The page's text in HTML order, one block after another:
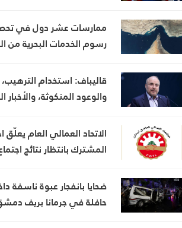
المفاوضات
ممارسات عشر دول في
رسوم الخدمات البحرية من
قاليباف: استخدام الترهيب،
والوعود المنكوثة، والأخبار
الاتحاد العمالي العام يعلّق
المشترك بانتظار نتائج
ضحايا بانفجار عبوة ناسفة
حافلة في جرمانا بريف